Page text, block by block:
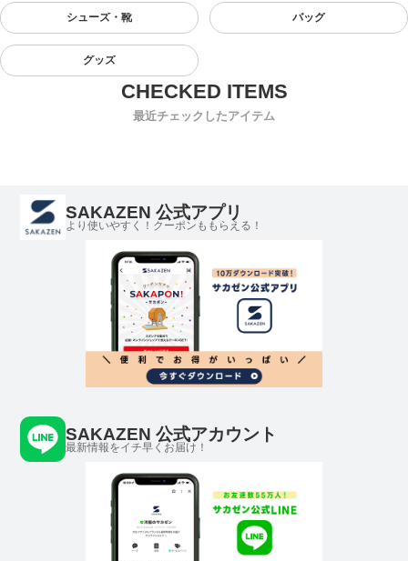
シューズ・靴 バッグ
グッズ
最近チェックしたアイテム
SAKAZEN 公式アプリ
より使いやすく！クーポンももらえる！
SAKAZEN 公式アカウント
最新情報をイチ早くお届け！